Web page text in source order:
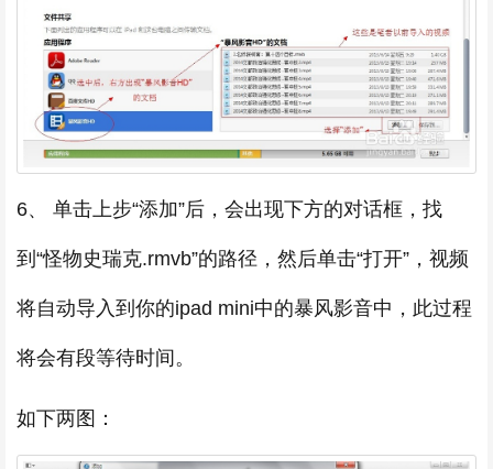
6、 单击上步“添加”后，会出现下方的对话框，找
到“怪物史瑞克.rmvb”的路径，然后单击“打开”，视频
将自动导入到你的ipad mini中的暴风影音中，此过程
将会有段等待时间。
如下两图：